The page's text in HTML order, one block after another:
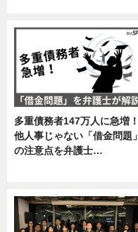
多重債務者147万人に急増！
他人事じゃない「借金問題」
の注意点を弁護士…